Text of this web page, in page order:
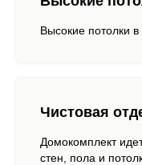
Высокие потолки
Чистовая
Домокомплект
стен, пола и